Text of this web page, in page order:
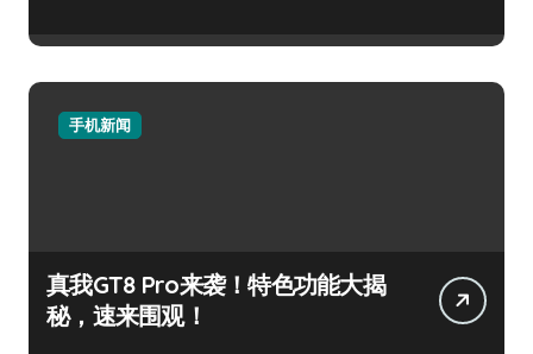
手机新闻
真我GT8 Pro来袭！特色功能大揭
秘，速来围观！